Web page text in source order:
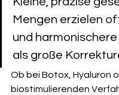
Mengen erzielen
und
als große
Ob bei Botox, Hyaluron
biostimulierenden